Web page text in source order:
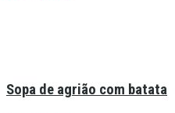
Sopa de agrião com batata